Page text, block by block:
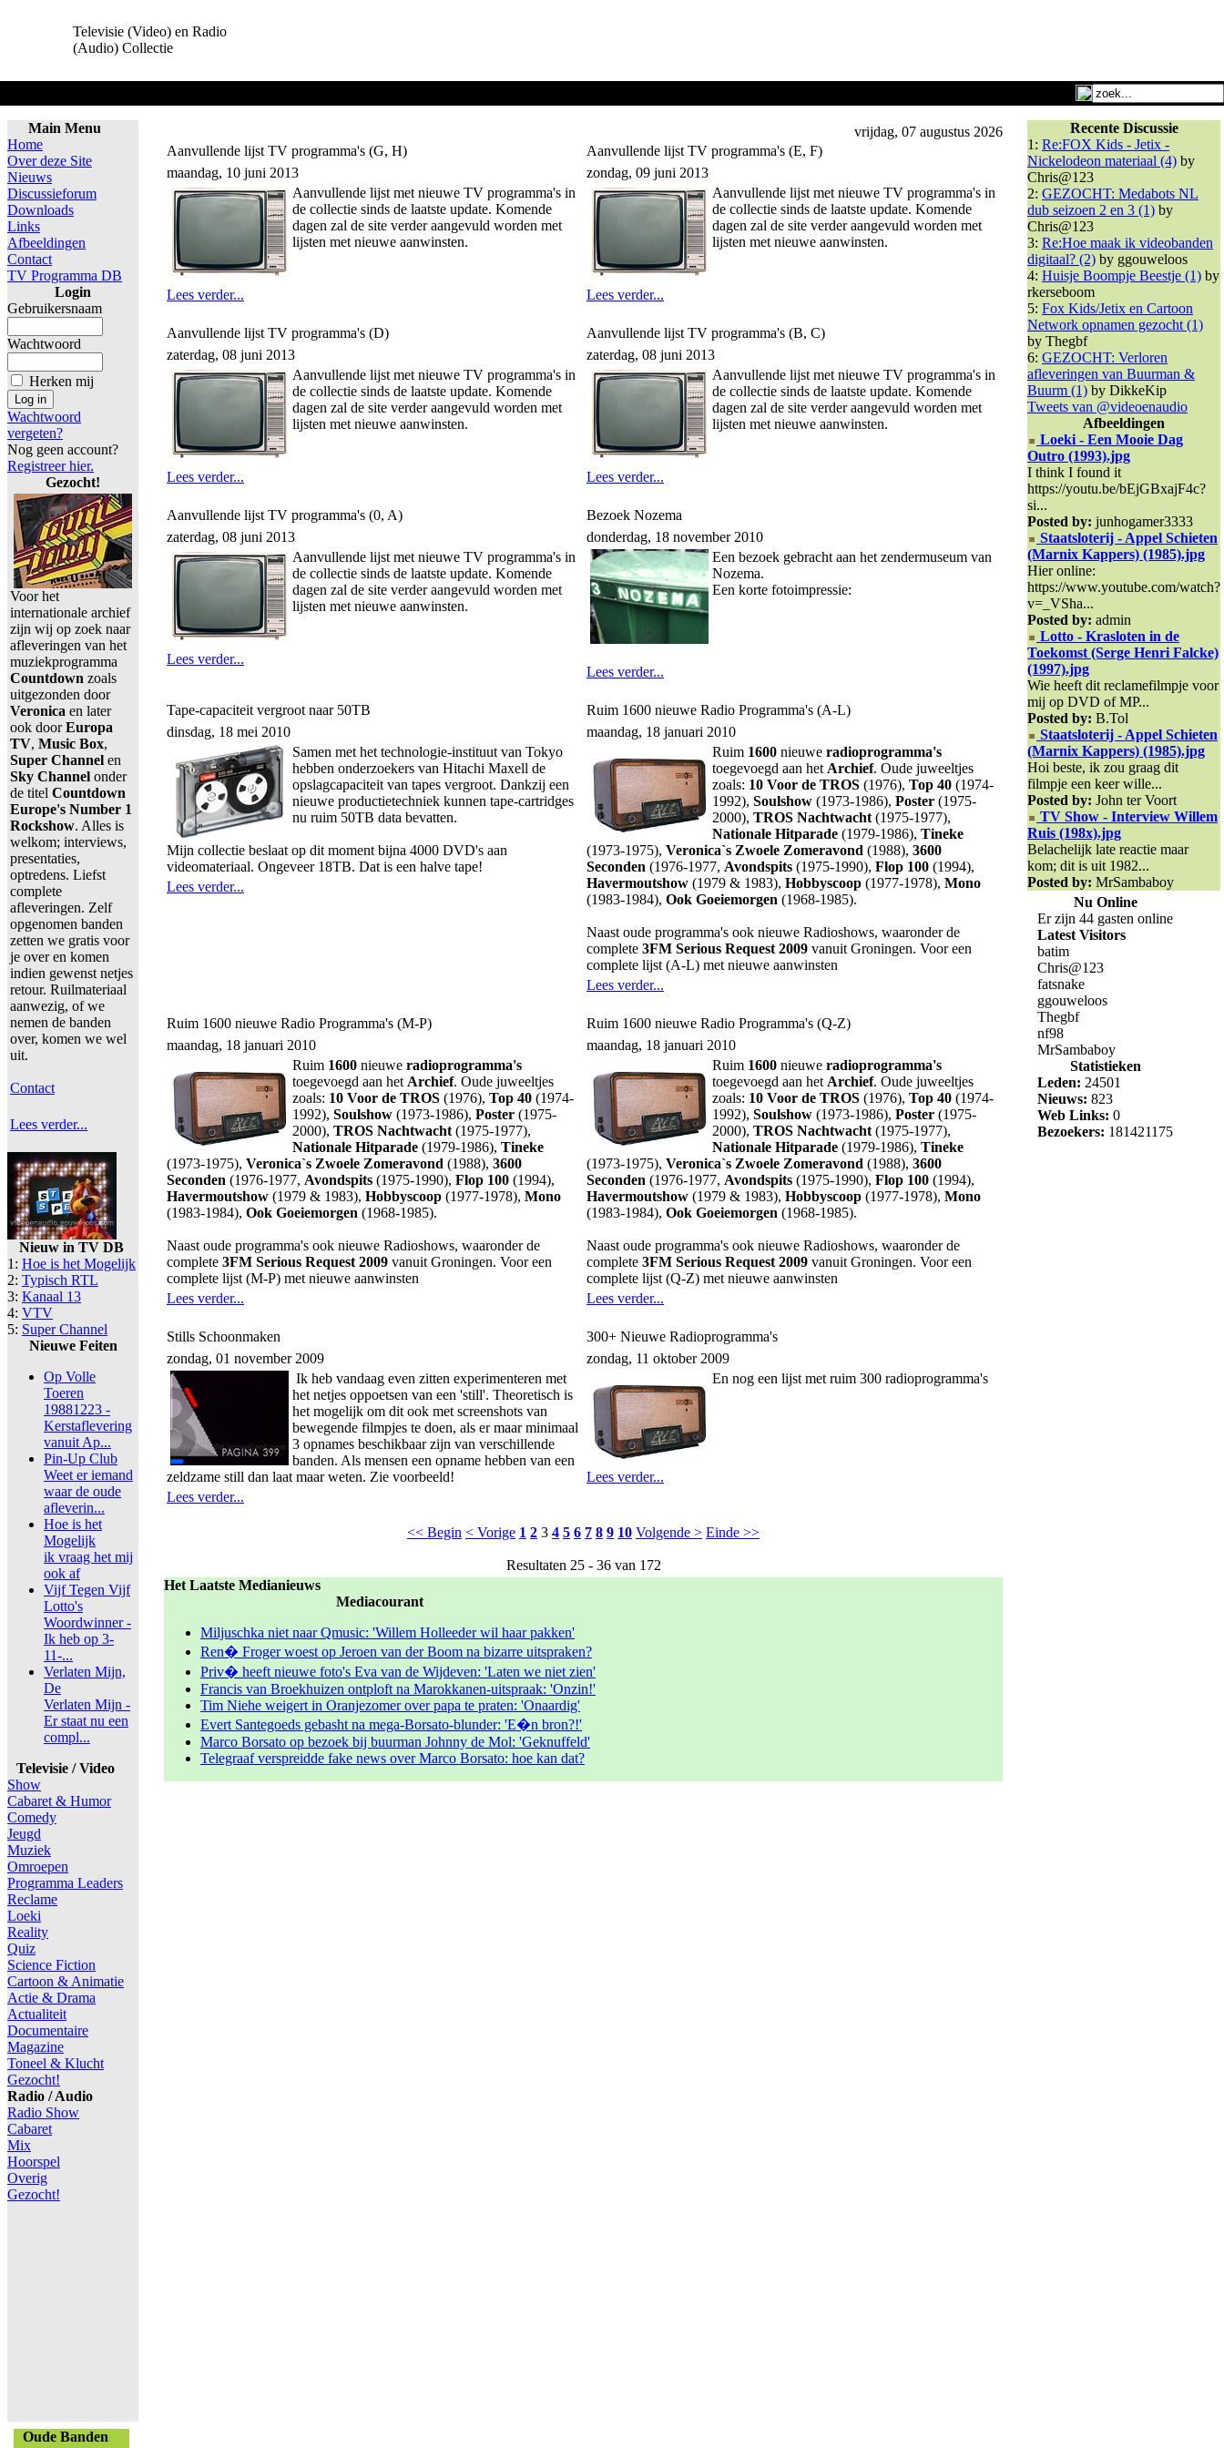
Televisie (Video) en Radio
(Audio) Collectie
Main Menu
Home
Over deze Site
Nieuws
Discussieforum
Downloads
Links
Afbeeldingen
Contact
TV Programma DB
Login
Gebruikersnaam
Wachtwoord
Herken mij
Wachtwoord
vergeten?
Nog geen account?
Registreer hier.
Gezocht!
Voor het
internationale archief
zijn wij op zoek naar
afleveringen van het
muziekprogramma
Countdown zoals
uitgezonden door
Veronica en later
ook doorEuropa
TV, Music Box,
Super Channel en
Sky Channel onder
de titel Countdown
Europe's Number 1
Rockshow. Alles is
welkom; interviews,
presentaties,
optredens. Liefst
complete
afleveringen. Zelf
opgenomen banden
zetten we gratis voor
je over en komen
indien gewenst netjes
retour. Ruilmateriaal
aanwezig, of we
nemen de banden
over, komen we wel
uit.
Contact
Lees verder...
Nieuw in TV DB
1: Hoe is het Mogelijk
2: Typisch RTL
3: Kanaal 13
4: VTV
5: Super Channel
Nieuwe Feiten
Op Volle
Toeren
19881223 -
Kerstaflevering
vanuit Ap...
Pin-Up Club
Weet er iemand
waar de oude
afleverin...
Hoe is het
Mogelijk
ik vraag het mij
ook af
Vijf Tegen Vijf
Lotto's
Woordwinner -
Ik heb op 3-
11-...
Verlaten Mijn,
De
Verlaten Mijn -
Er staat nu een
compl...
Televisie / Video
Show
Cabaret & Humor
Comedy
Jeugd
Muziek
Omroepen
Programma Leaders
Reclame
Loeki
Reality
Quiz
Science Fiction
Cartoon & Animatie
Actie & Drama
Actualiteit
Documentaire
Magazine
Toneel & Klucht
Gezocht!
Radio / Audio
Radio Show
Cabaret
Mix
Hoorspel
Overig
Gezocht!
Oude Banden
vrijdag, 07 augustus 2026
Aanvullende lijst TV programma's (G, H)
maandag, 10 juni 2013
Aanvullende lijst met nieuwe TV programma's in
de collectie sinds de laatste update. Komende
dagen zal de site verder aangevuld worden met
lijsten met nieuwe aanwinsten.
Lees verder...
Aanvullende lijst TV programma's (E, F)
zondag, 09 juni 2013
Aanvullende lijst met nieuwe TV programma's in
de collectie sinds de laatste update. Komende
dagen zal de site verder aangevuld worden met
lijsten met nieuwe aanwinsten.
Lees verder...
Aanvullende lijst TV programma's (D)
zaterdag, 08 juni 2013
Aanvullende lijst met nieuwe TV programma's in
de collectie sinds de laatste update. Komende
dagen zal de site verder aangevuld worden met
lijsten met nieuwe aanwinsten.
Lees verder...
Aanvullende lijst TV programma's (B, C)
zaterdag, 08 juni 2013
Aanvullende lijst met nieuwe TV programma's in
de collectie sinds de laatste update. Komende
dagen zal de site verder aangevuld worden met
lijsten met nieuwe aanwinsten.
Lees verder...
Aanvullende lijst TV programma's (0, A)
zaterdag, 08 juni 2013
Aanvullende lijst met nieuwe TV programma's in
de collectie sinds de laatste update. Komende
dagen zal de site verder aangevuld worden met
lijsten met nieuwe aanwinsten.
Lees verder...
Bezoek Nozema
donderdag, 18 november 2010
Een bezoek gebracht aan het zendermuseum van
Nozema.
Een korte fotoimpressie:
Lees verder...
Tape-capaciteit vergroot naar 50TB
dinsdag, 18 mei 2010
Samen met het technologie-instituut van Tokyo
hebben onderzoekers van Hitachi Maxell de
opslagcapaciteit van tapes vergroot. Dankzij een
nieuwe productietechniek kunnen tape-cartridges
nu ruim 50TB data bevatten.
Mijn collectie beslaat op dit moment bijna 4000 DVD's aan
videomateriaal. Ongeveer 18TB. Dat is een halve tape!
Lees verder...
Ruim 1600 nieuwe Radio Programma's (A-L)
maandag, 18 januari 2010
Ruim 1600 nieuwe radioprogramma's
toegevoegd aan het Archief. Oude juweeltjes
zoals: 10 Voor de TROS (1976), Top 40 (1974-
1992), Soulshow (1973-1986), Poster (1975-
2000), TROS Nachtwacht (1975-1977),
Nationale Hitparade (1979-1986), Tineke
(1973-1975), Veronica`s Zwoele Zomeravond (1988), 3600
Seconden (1976-1977, Avondspits (1975-1990), Flop 100 (1994),
Havermoutshow (1979 & 1983), Hobbyscoop (1977-1978), Mono
(1983-1984), Ook Goeiemorgen (1968-1985).
Naast oude programma's ook nieuwe Radioshows, waaronder de
complete 3FM Serious Request 2009 vanuit Groningen. Voor een
complete lijst (A-L) met nieuwe aanwinsten
Lees verder...
Ruim 1600 nieuwe Radio Programma's (M-P)
maandag, 18 januari 2010
Ruim 1600 nieuwe radioprogramma's
toegevoegd aan het Archief. Oude juweeltjes
zoals: 10 Voor de TROS (1976), Top 40 (1974-
1992), Soulshow (1973-1986), Poster (1975-
2000), TROS Nachtwacht (1975-1977),
Nationale Hitparade (1979-1986), Tineke
(1973-1975), Veronica`s Zwoele Zomeravond (1988), 3600
Seconden (1976-1977, Avondspits (1975-1990), Flop 100 (1994),
Havermoutshow (1979 & 1983), Hobbyscoop (1977-1978), Mono
(1983-1984), Ook Goeiemorgen (1968-1985).
Naast oude programma's ook nieuwe Radioshows, waaronder de
complete 3FM Serious Request 2009 vanuit Groningen. Voor een
complete lijst (M-P) met nieuwe aanwinsten
Lees verder...
Ruim 1600 nieuwe Radio Programma's (Q-Z)
maandag, 18 januari 2010
Ruim 1600 nieuwe radioprogramma's
toegevoegd aan het Archief. Oude juweeltjes
zoals: 10 Voor de TROS (1976), Top 40 (1974-
1992), Soulshow (1973-1986), Poster (1975-
2000), TROS Nachtwacht (1975-1977),
Nationale Hitparade (1979-1986), Tineke
(1973-1975), Veronica`s Zwoele Zomeravond (1988), 3600
Seconden (1976-1977, Avondspits (1975-1990), Flop 100 (1994),
Havermoutshow (1979 & 1983), Hobbyscoop (1977-1978), Mono
(1983-1984), Ook Goeiemorgen (1968-1985).
Naast oude programma's ook nieuwe Radioshows, waaronder de
complete 3FM Serious Request 2009 vanuit Groningen. Voor een
complete lijst (Q-Z) met nieuwe aanwinsten
Lees verder...
Stills Schoonmaken
zondag, 01 november 2009
Ik heb vandaag even zitten experimenteren met
het netjes oppoetsen van een 'still'. Theoretisch is
het mogelijk om dit ook met screenshots van
bewegende filmpjes te doen, als er maar minimaal
3 opnames beschikbaar zijn van verschillende
banden. Als mensen een opname hebben van een
zeldzame still dan laat maar weten. Zie voorbeeld!
Lees verder...
300+ Nieuwe Radioprogramma's
zondag, 11 oktober 2009
En nog een lijst met ruim 300 radioprogramma's
Lees verder...
<< Begin < Vorige 1 2 3 4 5 6 7 8 9 10 Volgende > Einde >>
Resultaten 25 - 36 van 172
Het Laatste Medianieuws
Mediacourant
Miljuschka niet naar Qmusic: 'Willem Holleeder wil haar pakken'
Ren� Froger woest op Jeroen van der Boom na bizarre uitspraken?
Priv� heeft nieuwe foto's Eva van de Wijdeven: 'Laten we niet zien'
Francis van Broekhuizen ontploft na Marokkanen-uitspraak: 'Onzin!'
Tim Niehe weigert in Oranjezomer over papa te praten: 'Onaardig'
Evert Santegoeds gebasht na mega-Borsato-blunder: 'E�n bron?!'
Marco Borsato op bezoek bij buurman Johnny de Mol: 'Geknuffeld'
Telegraaf verspreidde fake news over Marco Borsato: hoe kan dat?
Recente Discussie
1: Re:FOX Kids - Jetix -
Nickelodeon materiaal (4) by
Chris@123
2: GEZOCHT: Medabots NL
dub seizoen 2 en 3 (1) by
Chris@123
3: Re:Hoe maak ik videobanden
digitaal? (2) by ggouweloos
4: Huisje Boompje Beestje (1) by
rkerseboom
5: Fox Kids/Jetix en Cartoon
Network opnamen gezocht (1)
by Thegbf
6: GEZOCHT: Verloren
afleveringen van Buurman &
Buurm (1) by DikkeKip
Tweets van @videoenaudio
Afbeeldingen
Loeki - Een Mooie Dag
Outro (1993).jpg
I think I found it
https://youtu.be/bEjGBxajF4c?
si...
Posted by: junhogamer3333
Staatsloterij - Appel Schieten
(Marnix Kappers) (1985).jpg
Hier online:
https://www.youtube.com/watch?
v=_VSha...
Posted by: admin
Lotto - Krasloten in de
Toekomst (Serge Henri Falcke)
(1997).jpg
Wie heeft dit reclamefilmpje voor
mij op DVD of MP...
Posted by: B.Tol
Staatsloterij - Appel Schieten
(Marnix Kappers) (1985).jpg
Hoi beste, ik zou graag dit
filmpje een keer wille...
Posted by: John ter Voort
TV Show - Interview Willem
Ruis (198x).jpg
Belachelijk late reactie maar
kom; dit is uit 1982...
Posted by: MrSambaboy
Nu Online
Er zijn 44 gasten online
Latest Visitors
batim
Chris@123
fatsnake
ggouweloos
Thegbf
nf98
MrSambaboy
Statistieken
Leden: 24501
Nieuws: 823
Web Links: 0
Bezoekers: 181421175